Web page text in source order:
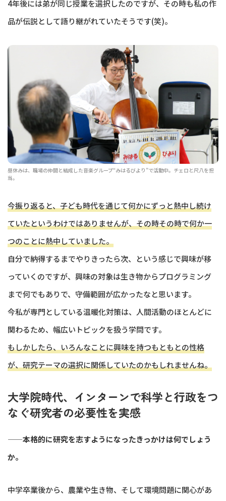
4年後には弟が同じ授業を選択したのですが、その時も私の作
品が伝説として語り継がれていたそうです(笑)。
昼休みは、職場の仲間と結成した音楽グループ“みはるびより”で活動中。チェロと尺八を担
当。
今振り返ると、子ども時代を通じて何かにずっと熱中し続け
ていたというわけではありませんが、その時その時で何か一
つのことに熱中していました。
自分で納得するまでやりきったら次、という感じで興味が移
っていくのですが、興味の対象は生き物からプログラミング
まで何でもありで、守備範囲が広かったなと思います。
今私が専門としている温暖化対策は、人間活動のほとんどに
関わるため、幅広いトピックを扱う学問です。
もしかしたら、いろんなことに興味を持つもともとの性格
が、研究テーマの選択に関係していたのかもしれませんね。
大学院時代、インターンで科学と行政をつ
なぐ研究者の必要性を実感
——本格的に研究を志すようになったきっかけは何でしょう
か。
中学卒業後から、農業や生き物、そして環境問題に関心があ